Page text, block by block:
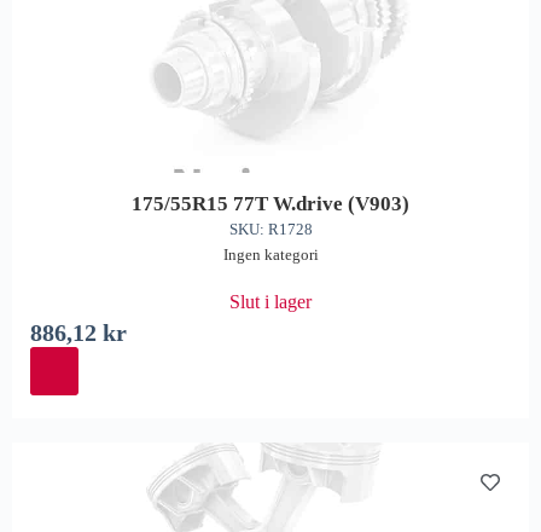
175/55R15 77T W.drive (V903)
SKU: R1728
Ingen kategori
Slut i lager
886,12 kr